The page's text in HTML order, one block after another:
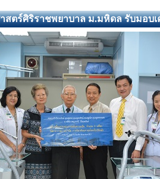
ร์ศิริราชพยาบาล ม.มหิดล รับมอบเ